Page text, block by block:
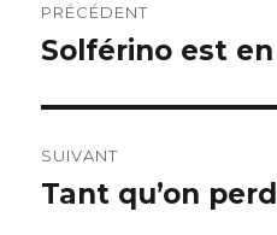
de
PRÉCÉDENT
Article
Solférino est
SUIVANT
Article
Tant qu’on